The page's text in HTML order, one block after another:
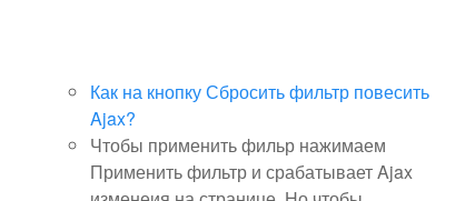
Как на кнопку Сбросить фильтр повесить
Ajax?
Чтобы применить фильр нажимаем
Применить фильтр и срабатывает Ajax